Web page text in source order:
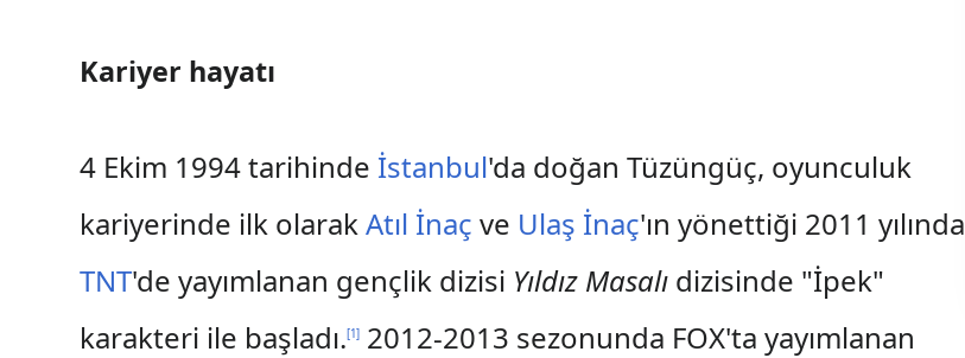
Kariyer hayatı
4 Ekim 1994 tarihinde İstanbul'da doğan Tüzüngüç, oyunculuk
kariyerinde ilk olarakAtıl İnaç ve Ulaş İnaç'ın yönettiği 2011 yılında
TNT'de yayımlanan gençlik dizisi Yıldız Masalı dizisinde "İpek"
karakteri ile başladı.[1] 2012-2013 sezonunda FOX'ta yayımlanan